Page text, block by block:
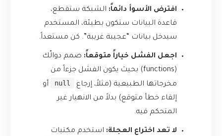
افترض الأسوأ دائماً: الشبكة ستقطع،
قاعدة البيانات ستكون بطيئة، المستخدم
سيدخل بيانات “عجيبة غريبة”. كن مستعداً.
اجعل الفشل خياراً متوقعاً: صمم دوالّك
(functions) بحيث يكون الفشل جزءاً من
مخرجاتها الطبيعية (مثلاً، إرجاع
null
أو
إلقاء خطأ متوقع) بدلاً من الانهيار غير
المتحكم فيه.
لا تعد اختراع العجلة: استخدم مكتبات